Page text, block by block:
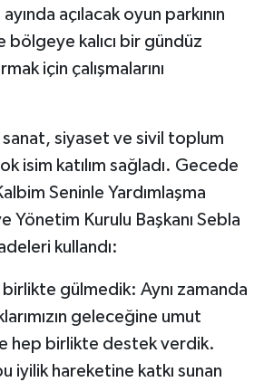
açılacak oyun parkının
bölgeye kalıcı bir gündüz
için çalışmalarını
siyaset ve sivil toplum
isim katılım sağladı. Gecede
Seninle Yardımlaşma
Yönetim Kurulu Başkanı Sebla
kullandı:
gülmedik: Aynı zamanda
geleceğine umut
hep birlikte destek verdik.
iyilik hareketine katkı sunan